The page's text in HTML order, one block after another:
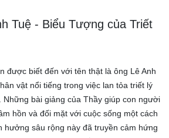
Tuệ - Biểu Tượng của Triết
được biết đến với tên thật là ông Lê Anh
vật nổi tiếng trong việc lan tỏa triết lý
Những bài giảng của Thầy giúp con người
hồn và đối mặt với cuộc sống một cách
hưởng sâu rộng này đã truyền cảm hứng